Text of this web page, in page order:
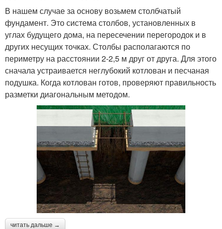
В нашем случае за основу возьмем столбчатый
фундамент. Это система столбов, установленных в
углах будущего дома, на пересечении перегородок и в
других несущих точках. Столбы располагаются по
периметру на расстоянии 2-2,5 м друг от друга. Для этого
сначала устраивается неглубокий котлован и песчаная
подушка. Когда котлован готов, проверяют правильность
разметки диагональным методом.
читать дальше →